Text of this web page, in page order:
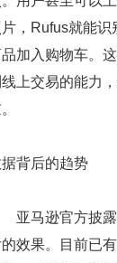
片，Rufus就能识
加入购物车。
上交易的能力
背后的趋势
马逊官方披露
的效果。目前已